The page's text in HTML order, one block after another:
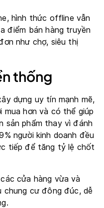
hình thức offline vẫn
điểm bán hàng truyền
như chợ, siêu thị
thống
dựng uy tín mạnh mẽ,
hơn và có thể giúp
sản phẩm thay vì đánh
người kinh doanh đều
tiếp để tăng tỷ lệ chốt
cửa hàng vừa và
cư đông đúc, dễ